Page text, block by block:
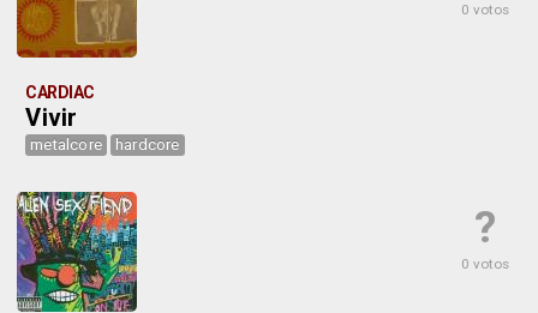
0 votos
CARDIAC
Vivir
metalcore hardcore
?
0 votos